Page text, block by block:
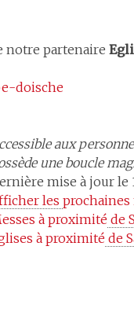
notre partenaire
doische
aux
une boucle
mise à jour le
les prochaines
à proximité de
à proximité de